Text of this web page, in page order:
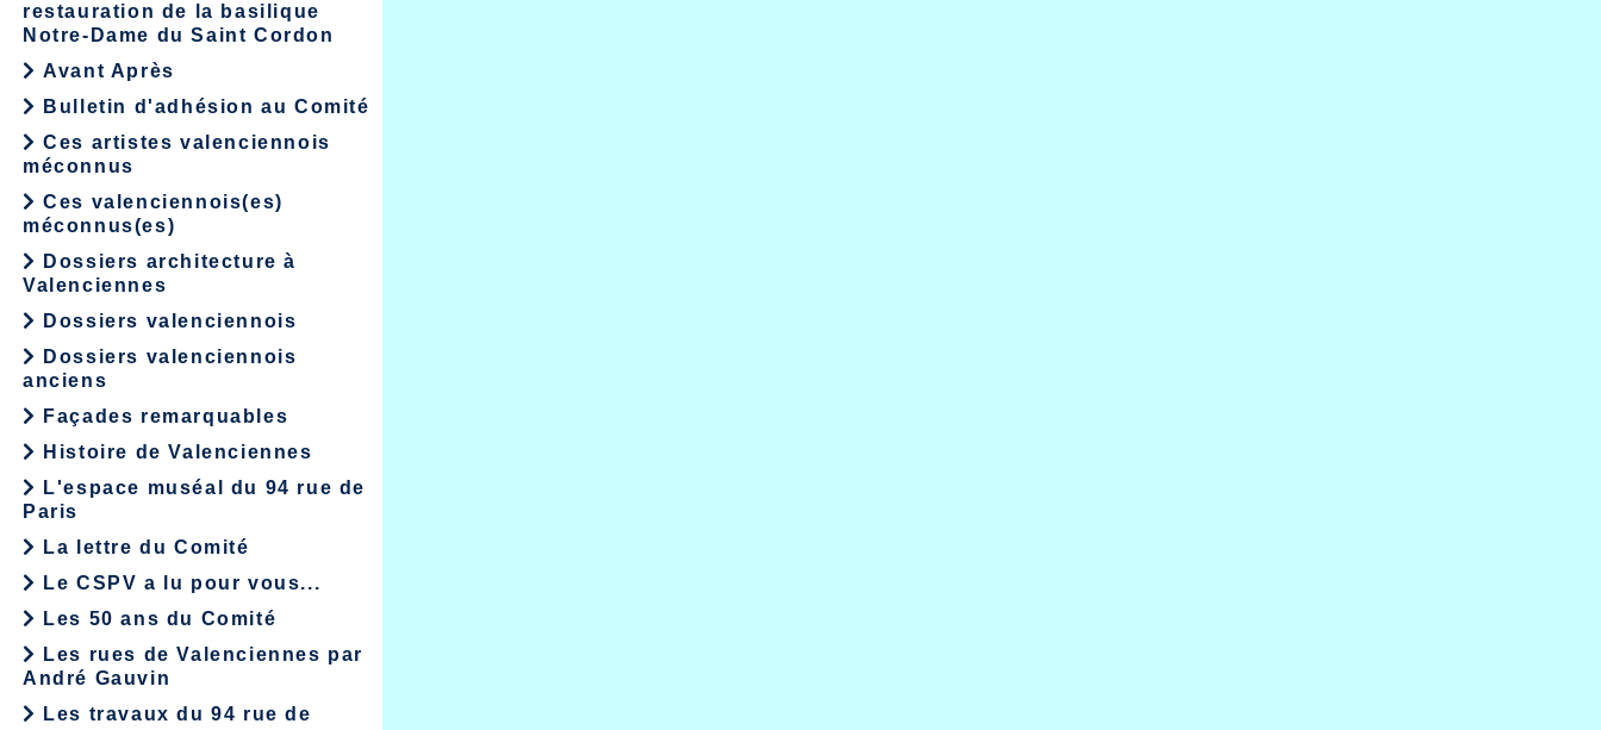
restauration de la basilique
Notre-Dame du Saint Cordon
Avant Après
Bulletin d'adhésion au Comité
Ces artistes valenciennois
méconnus
Ces valenciennois(es)
méconnus(es)
Dossiers architecture à
Valenciennes
Dossiers valenciennois
Dossiers valenciennois
anciens
Façades remarquables
Histoire de Valenciennes
L'espace muséal du 94 rue de
Paris
La lettre du Comité
Le CSPV a lu pour vous...
Les 50 ans du Comité
Les rues de Valenciennes par
André Gauvin
Les travaux du 94 rue de